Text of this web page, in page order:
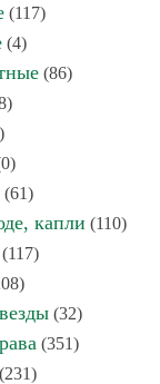
(117)
(4)
(86)
(61)
капли (110)
(32)
(351)